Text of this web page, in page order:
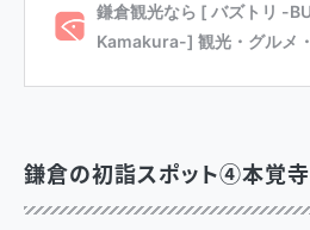
鎌倉の初詣スポット④本覚寺